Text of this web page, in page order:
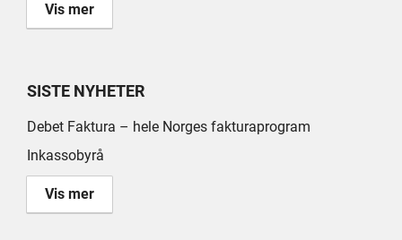
Vis mer
SISTE NYHETER
Debet Faktura – hele Norges fakturaprogram
Inkassobyrå
Vis mer